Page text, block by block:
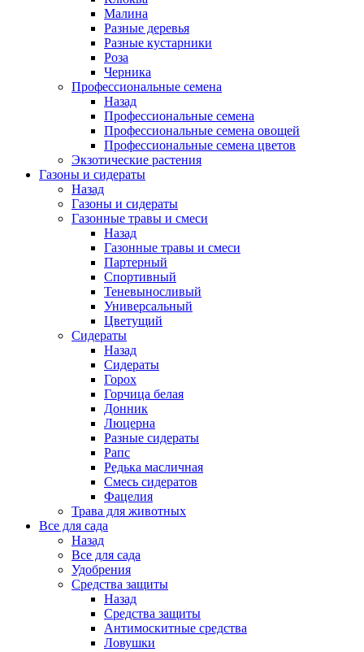
Малина
Разные деревья
Разные кустарники
Роза
Черника
Профессиональные семена
Назад
Профессиональные семена
Профессиональные семена овощей
Профессиональные семена цветов
Экзотические растения
Газоны и сидераты
Назад
Газоны и сидераты
Газонные травы и смеси
Назад
Газонные травы и смеси
Партерный
Спортивный
Теневыносливый
Универсальный
Цветущий
Сидераты
Назад
Сидераты
Горох
Горчица белая
Донник
Люцерна
Разные сидераты
Рапс
Редька масличная
Смесь сидератов
Фацелия
Трава для животных
Все для сада
Назад
Все для сада
Удобрения
Средства защиты
Назад
Средства защиты
Антимоскитные средства
Ловушки